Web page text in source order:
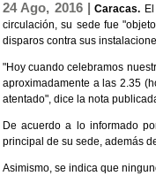
24 Ago, 2016 | Caracas.
circulación, su sede fue
disparos contra sus
"Hoy cuando celebramos
aproximadamente a las 2.35
atentado", dice la nota
De acuerdo a lo informado
principal de su sede, además
Asimismo, se indica que